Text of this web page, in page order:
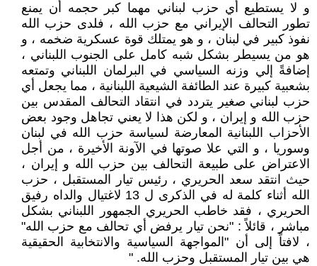
و لا يستطيع أي حزب لبناني مهما كبر حجمه أن يمنع
تطور التحالف الإيراني مع حزب الله ، فلدى حزب الله
نفوذ كبير في لبنان ، و هو يمتلك قوة عسكرية ضخمه ، و
هو من يسيطر بشكل شبه كامل على الجنوب اللبناني ،
إضافةً إلي وزنه السياسي في البرلمان اللبناني وتمتعه
بشعبية كبيرة عند الطائفة الشيعية اللبنانية ، مما يجعل أي
حزب لبناني صغير يتردد في انتقاد التحالف المقدس بين
حزب الله و إيران ، و لكن هذا لا يعني تجاهل وجود بعض
الأحزاب اللبنانية المعارضة لسياسة حزب الله في لبنان
وسوريا ، و التي علا صوتها في الآونة الأخيرة ، من أجل
الاعتراض على طبيعة التحالف بين حزب الله و إيران ،
حيث انتقد سعد الحريري ، رئيس تيار المستقبل ، حزب
الله أثناء كلمة له في الذكرى ل 13 لاغتيال والداه رفيق
الحريري ، فقد خاطب الحريري الجمهور اللبناني بشكل
مباشر ، قائلاً : "نحن تيار يرفض أي تحالف مع حزب الله"
، لافتاً إلى أن "المواجهة السياسية والانتخابية الحقيقية
هي بين تيار المستقبل وحزب الله. "